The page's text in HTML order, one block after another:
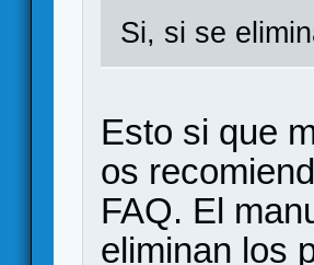
Si, si se
Esto si que
os
FAQ. El
eliminan los